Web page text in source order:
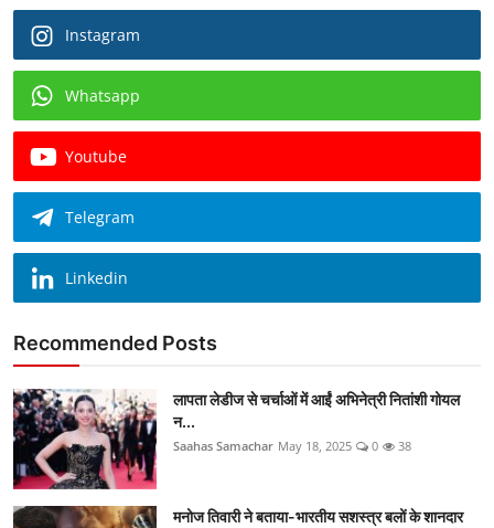
Instagram
Whatsapp
Youtube
Telegram
Linkedin
Recommended Posts
लापता लेडीज से चर्चाओं में आईं अभिनेत्री नितांशी गोयल
न...
Saahas Samachar May 18, 2025 0 38
मनोज तिवारी ने बताया-भारतीय सशस्त्र बलों के शानदार